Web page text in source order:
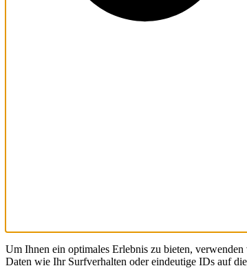
Um Ihnen ein optimales Erlebnis zu bieten,
Daten wie Ihr Surfverhalten oder eindeutige IDs auf